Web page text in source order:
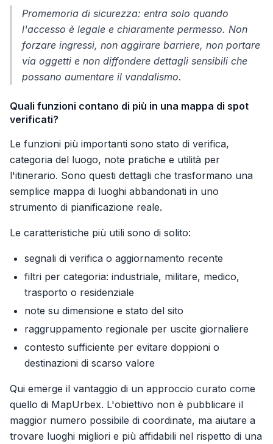
Promemoria di sicurezza: entra solo quando
l'accesso è legale e chiaramente permesso. Non
forzare ingressi, non aggirare barriere, non portare
via oggetti e non diffondere dettagli sensibili che
possano aumentare il vandalismo.
Quali funzioni contano di più in una mappa di spot
verificati?
Le funzioni più importanti sono stato di verifica,
categoria del luogo, note pratiche e utilità per
l'itinerario. Sono questi dettagli che trasformano una
semplice mappa di luoghi abbandonati in uno
strumento di pianificazione reale.
Le caratteristiche più utili sono di solito:
segnali di verifica o aggiornamento recente
filtri per categoria: industriale, militare, medico,
trasporto o residenziale
note su dimensione e stato del sito
raggruppamento regionale per uscite giornaliere
contesto sufficiente per evitare doppioni o
destinazioni di scarso valore
Qui emerge il vantaggio di un approccio curato come
quello di MapUrbex. L'obiettivo non è pubblicare il
maggior numero possibile di coordinate, ma aiutare a
trovare luoghi migliori e più affidabili nel rispetto di una